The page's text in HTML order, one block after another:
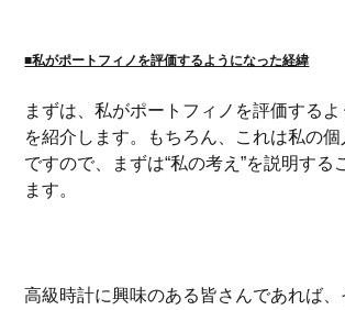
■私がポートフィノを評価するようになった経緯
まずは、私がポートフィノを評価する
を紹介します。もちろん、これは私の
ですので、まずは“私の考え”を説明する
ます。
高級時計に興味のある皆さんであれば